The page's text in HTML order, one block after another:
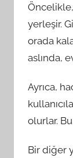
yerleşir.
orada
aslında,
Ayrıca,
olurlar.
Bir diğer